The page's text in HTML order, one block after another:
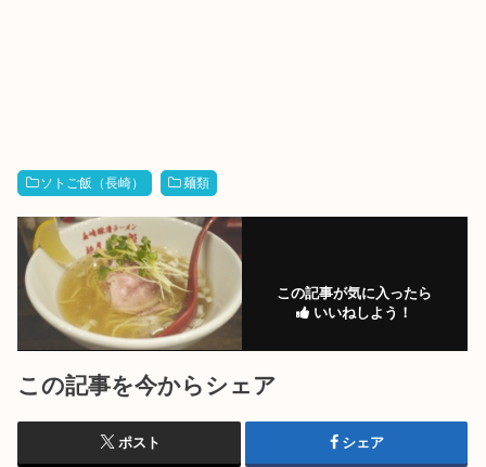
ソトご飯（長崎） 麺類
この記事が気に入ったら
いいねしよう！
この記事を今からシェア
ポスト シェア